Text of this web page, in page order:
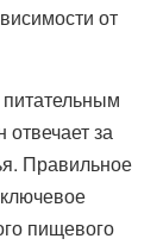
от
за
Правильное
пищевого